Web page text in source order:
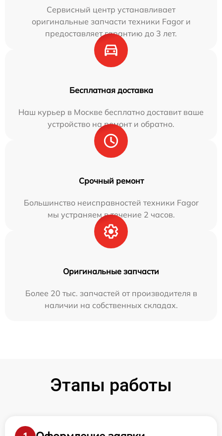
Сервисный центр устанавливает
оригинальные запчасти техники Fagor и
предоставляет гарантию до 3 лет.
Бесплатная доставка
Наш курьер в Москве бесплатно доставит ваше
устройство на ремонт и обратно.
Срочный ремонт
Большинство неисправностей техники Fagor
мы устраняем в течение 2 часов.
Оригинальные запчасти
Более 20 тыс. запчастей от производителя в
наличии на собственных складах.
Этапы работы